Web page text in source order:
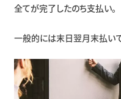
全てが完了したのち支払い。
一般的には末日翌月末払い